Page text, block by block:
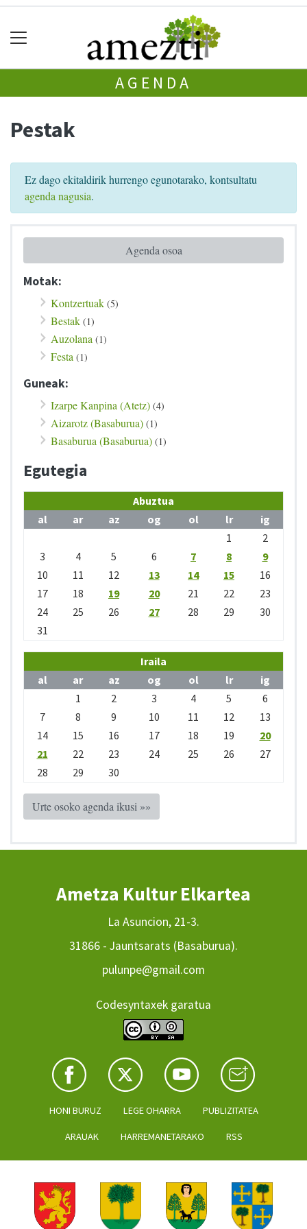
AGENDA
Pestak
Ez dago ekitaldirik hurrengo egunotarako, kontsultatu
agenda nagusia.
Agenda osoa
Motak:
Kontzertuak (5)
Bestak (1)
Auzolana (1)
Festa (1)
Guneak:
Izarpe Kanpina (Atetz) (4)
Aizarotz (Basaburua) (1)
Basaburua (Basaburua) (1)
Egutegia
Abuztua
al
ar az og ol lr
ig
1
2
3
4 5 6 7 8
9
10
11 12 13 14 15
16
17
18 19 20 21 22
23
24
25 26 27 28 29
30
31
Iraila
al
ar az og ol lr
ig
1
2 3 4 5
6
7
8 9 10 11 12
13
14
15 16 17 18 19
20
21
22 23 24 25 26
27
28
29 30
Urte osoko agenda ikusi »»
Ametza Kultur Elkartea
La Asuncion, 21-3.
31866 - Jauntsarats (Basaburua).
pulunpe@gmail.com
Codesyntaxek garatua
HONI BURUZ LEGE OHARRA PUBLIZITATEA
ARAUAK HARREMANETARAKO RSS